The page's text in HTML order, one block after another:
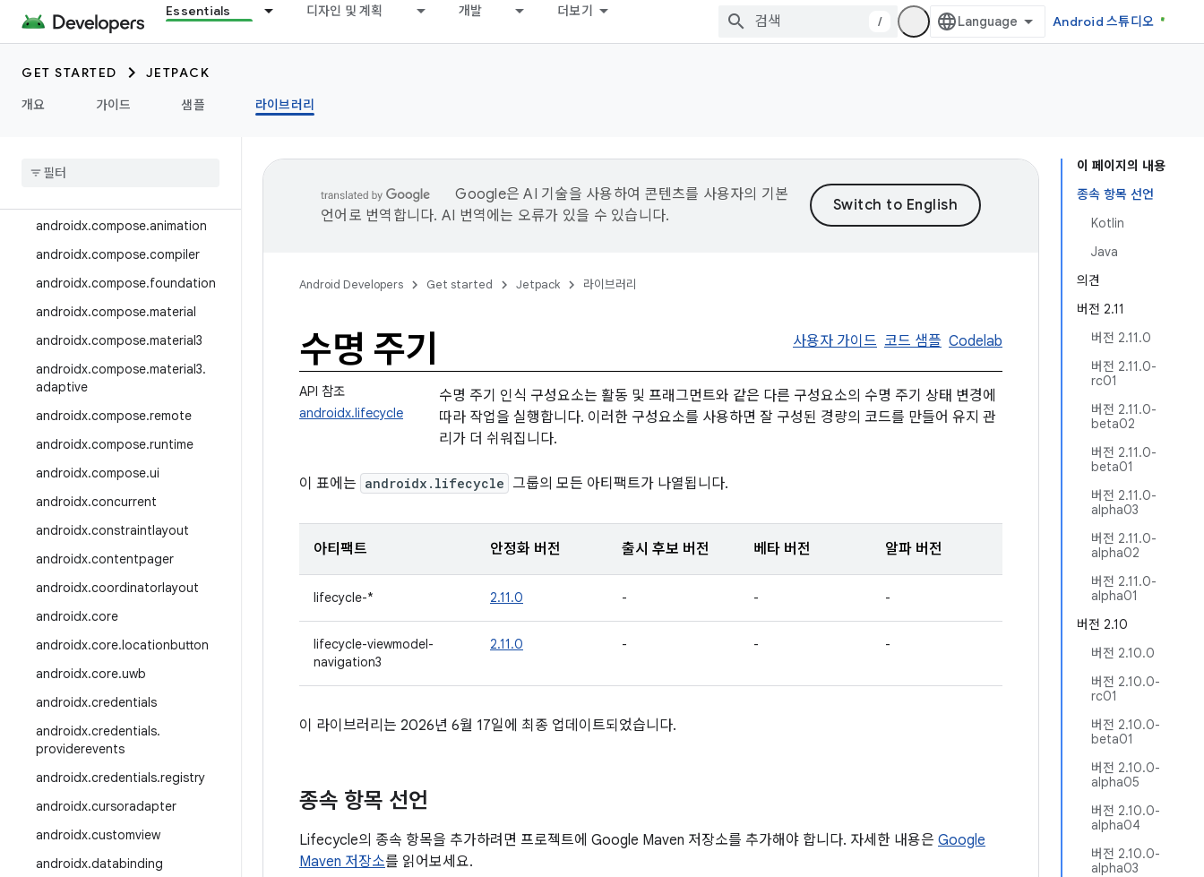
Essentials 디자인 및 계획 개발 더보기
/ Android 스튜디오
GET STARTED
JETPACK
개요
가이드 샘플 라이브러리
androidx.camera.media3
androidx.car
androidx.car.app
androidx
androidx.compose.animation
androidx.compose.compiler
androidx.compose.foundation
androidx.compose.material
androidx.compose.material3
androidx.compose.material3.
adaptive
androidx.compose.remote
androidx.compose.runtime
androidx.compose.ui
androidx.concurrent
androidx.constraintlayout
androidx.contentpager
androidx.coordinatorlayout
androidx.core
androidx.core.locationbutton
androidx.core.uwb
androidx.credentials
androidx.credentials.
providerevents
androidx.credentials.registry
androidx.cursoradapter
androidx.customview
androidx.databinding
이 페이지의 내용
종속 항목 선언
Kotlin
Java
의견
버전 2.11
버전 2.11.0
버전 2.11.0-
rc01
버전 2.11.0-
beta02
버전 2.11.0-
beta01
버전 2.11.0-
alpha03
버전 2.11.0-
alpha02
버전 2.11.0-
alpha01
버전 2.10
버전 2.10.0
버전 2.10.0-
rc01
버전 2.10.0-
beta01
버전 2.10.0-
alpha05
버전 2.10.0-
alpha04
버전 2.10.0-
alpha03
Google은 AI 기술을 사용하여 콘텐츠를 사용자의 기본
언어로 번역합니다. AI 번역에는 오류가 있을 수 있습니다.
Android Developers Get started Jetpack 라이브러리
수명 주기 사용자 가이드 코드 샘플 Codelab
API 참조
androidx.lifecycle
수명 주기 인식 구성요소는 활동 및 프래그먼트와 같은 다른 구성요소의 수명 주기 상태 변경에
따라 작업을 실행합니다. 이러한 구성요소를 사용하면 잘 구성된 경량의 코드를 만들어 유지 관
리가 더 쉬워집니다.
이 표에는 androidx.lifecycle 그룹의 모든 아티팩트가 나열됩니다.
아티팩트 안정화 버전 출시 후보 버전 베타 버전 알파 버전
lifecycle-* 2.11.0 - - -
lifecycle-viewmodel-
navigation3
2.11.0 - - -
이 라이브러리는 2026년 6월 17일에 최종 업데이트되었습니다.
종속 항목 선언
Lifecycle의 종속 항목을 추가하려면 프로젝트에 Google Maven 저장소를 추가해야 합니다. 자세한 내용은 Google
Maven 저장소를 읽어보세요.